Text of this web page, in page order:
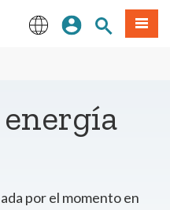
Iniciar sesión
Buscar en
Menú
por el momento en